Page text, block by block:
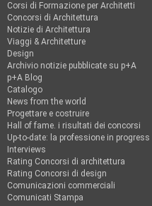
Corsi di Formazione per Architetti
Concorsi di Architettura
Notizie di Architettura
Viaggi & Architetture
Design
Archivio notizie pubblicate su p+A
p+A Blog
Catalogo
News from the world
Progettare e costruire
Hall of fame. i risultati dei concorsi
Up-to-date: la professione in progress
Interviews
Rating Concorsi di architettura
Rating Concorsi di design
Comunicazioni commerciali
Comunicati Stampa